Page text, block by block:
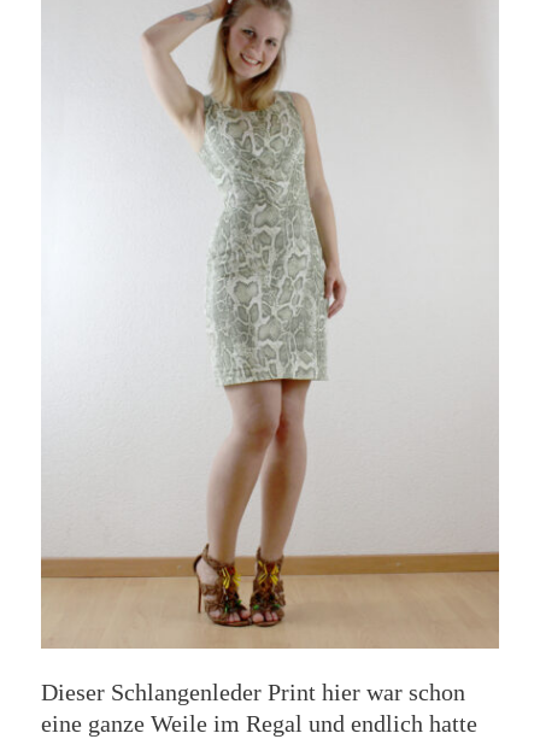
Dieser Schlangenleder Print hier war schon
eine ganze Weile im Regal und endlich hatte